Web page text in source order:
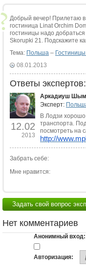
Добрый вечер! Прилетаю
гостиница Linat Orchim
гостиницы надо
Skorupki 21. Подскажите
Тема: Польша –
08.01.2013
Ответы экспертов:
12.02
2013
Аркадиуш
Эксперт:
В Лодзи хорошо
транспорта.
посмотреть на
http://
Забрать себе:
Мне нравится:
Задать свой вопрос
Нет комментариев
Анонимный вход:
Авторизация: